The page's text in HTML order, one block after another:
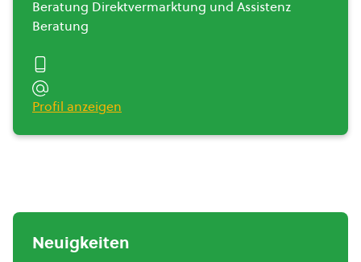
Beratung Direktvermarktung und Assistenz
Beratung
Profil anzeigen
Neuigkeiten